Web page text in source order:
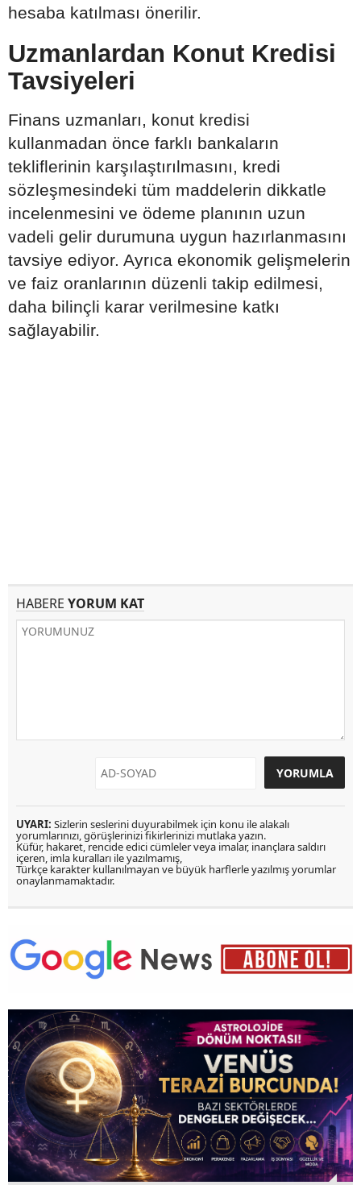
hesaba katılması önerilir.
Uzmanlardan Konut Kredisi
Tavsiyeleri
Finans uzmanları, konut kredisi
kullanmadan önce farklı bankaların
tekliflerinin karşılaştırılmasını, kredi
sözleşmesindeki tüm maddelerin dikkatle
incelenmesini ve ödeme planının uzun
vadeli gelir durumuna uygun hazırlanmasını
tavsiye ediyor. Ayrıca ekonomik gelişmelerin
ve faiz oranlarının düzenli takip edilmesi,
daha bilinçli karar verilmesine katkı
sağlayabilir.
HABERE YORUM KAT
UYARI: Sizlerin seslerini duyurabilmek için konu ile alakalı
yorumlarınızı, görüşlerinizi fikirlerinizi mutlaka yazın.
Küfür, hakaret, rencide edici cümleler veya imalar, inançlara saldırı
içeren, imla kuralları ile yazılmamış,
Türkçe karakter kullanılmayan ve büyük harflerle yazılmış yorumlar
onaylanmamaktadır.